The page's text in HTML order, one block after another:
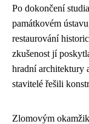
Po dokončení
památkovém
restaurování
zkušenost jí
hradní architektury
stavitelé řešili
Zlomovým